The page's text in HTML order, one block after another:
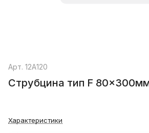
Арт. 12A120
Струбцина тип F
Характеристики